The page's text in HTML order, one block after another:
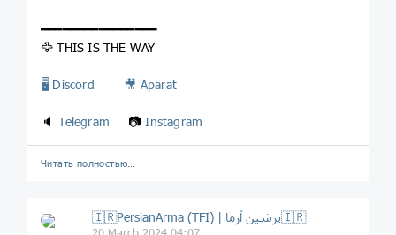
━━━━━━━━━━━━━━━━
🦅 THIS IS THE WAY
🖥 Discord 🎥 Aparat
🔈Telegram 📷Instagram
Читать полностью…
🇮🇷PersianArma (TFI) | پرشین آرما🇮🇷
20 March 2024 04:07